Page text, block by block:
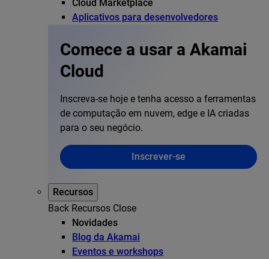
Cloud Marketplace
Aplicativos para desenvolvedores
Comece a usar a Akamai
Cloud
Inscreva-se hoje e tenha acesso a ferramentas
de computação em nuvem, edge e IA criadas
para o seu negócio.
Inscrever-se
Recursos
Back Recursos Close
Novidades
Blog da Akamai
Eventos e workshops